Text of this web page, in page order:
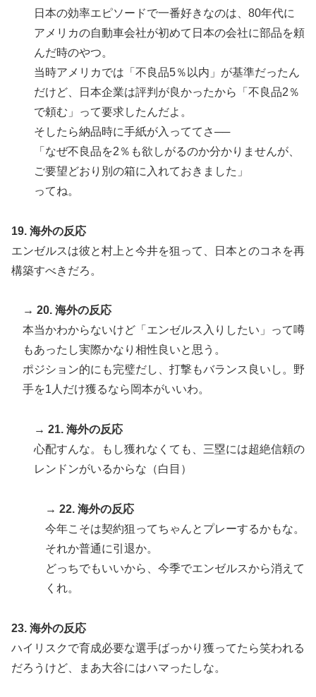
日本の効率エピソードで一番好きなのは、80年代に
アメリカの自動車会社が初めて日本の会社に部品を頼
んだ時のやつ。
当時アメリカでは「不良品5％以内」が基準だったん
だけど、日本企業は評判が良かったから「不良品2％
で頼む」って要求したんだよ。
そしたら納品時に手紙が入っててさ──
「なぜ不良品を2％も欲しがるのか分かりませんが、
ご要望どおり別の箱に入れておきました」
ってね。
19. 海外の反応
エンゼルスは彼と村上と今井を狙って、日本とのコネを再
構築すべきだろ。
→ 20. 海外の反応
本当かわからないけど「エンゼルス入りしたい」って噂
もあったし実際かなり相性良いと思う。
ポジション的にも完璧だし、打撃もバランス良いし。野
手を1人だけ獲るなら岡本がいいわ。
→ 21. 海外の反応
心配すんな。もし獲れなくても、三塁には超絶信頼の
レンドンがいるからな（白目）
→ 22. 海外の反応
今年こそは契約狙ってちゃんとプレーするかもな。
それか普通に引退か。
どっちでもいいから、今季でエンゼルスから消えて
くれ。
23. 海外の反応
ハイリスクで育成必要な選手ばっかり獲ってたら笑われる
だろうけど、まあ大谷にはハマったしな。